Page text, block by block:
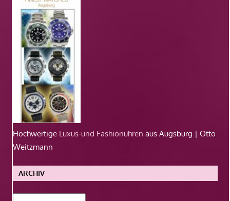
Hochwertige Luxus-und Fashionuhren aus Augsburg | Otto
Weitzmann
ARCHIV